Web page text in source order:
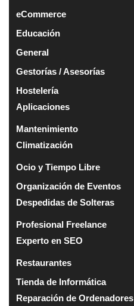
eCommerce
Educación
General
Gestorías / Asesorías
Hostelería
Aplicaciones
Mantenimiento
Climatización
Ocio y Tiempo Libre
Organización de Eventos
Despedidas de Solteras
Profesional Freelance
Experto en SEO
Restaurantes
Tienda de Informática
Reparación de Ordenadores